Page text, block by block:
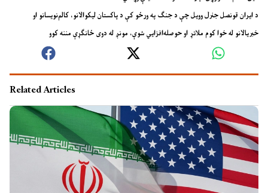
د ایران قونصل جنرل وویل چې د جنګ په ورځو کې د پاکستان لیکوالانو، کالم‌نویسانو او
خبریالانو له خوا کوم ملاتړ او حوصله‌افزايي شوې، مونږ له دوی ځانګړې مننه کوو
Related Articles